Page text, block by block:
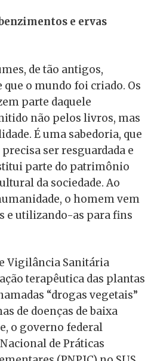
e ervas
de tão antigos,
o mundo foi criado. Os
parte daquele
não pelos livros, mas
É uma sabedoria, que
ser resguardada e
parte do patrimônio
da sociedade. Ao
o homem vem
e utilizando-as para fins
Vigilância Sanitária
terapêutica das plantas
“drogas vegetais”
de doenças de baixa
o governo federal
de Práticas